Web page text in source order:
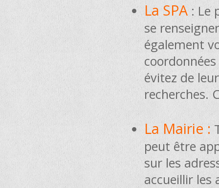
La SPA : Le
se
également
évitez de
recherches.
La Mairie :
peut être
sur les
accueillir les